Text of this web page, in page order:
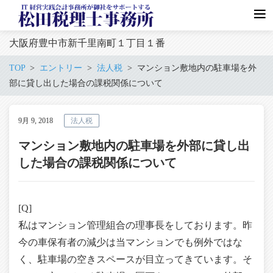
大阪府豊中市新千里南町１丁目１番
TOP エントリー 法人税
マンション敷地内の駐車場を外
部に貸し出した場合の課税関係について
9月 9, 2018 法人税
マンション敷地内の駐車場を外部に貸し出
した場合の課税関係について
[Q]
私はマンション管理組合の理事長をしております。昨
今の車保有者の減少は当マンションでも例外ではな
く、駐車場の空きスペースが目立ってきています。そ